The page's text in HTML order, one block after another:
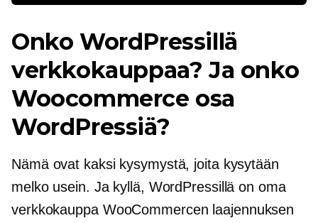
Onko WordPressillä
verkkokauppaa? Ja onko
Woocommerce osa
WordPressiä?
Nämä ovat kaksi kysymystä, joita kysytään
melko usein. Ja kyllä, WordPressillä on oma
verkkokauppa WooCommercen laajennuksen